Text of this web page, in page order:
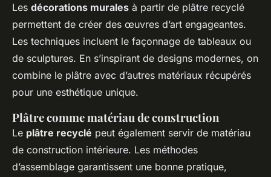
Les décorations murales à partir de plâtre recyclé
permettent de créer des œuvres d’art engageantes.
Les techniques incluent le façonnage de tableaux ou
de sculptures. En s’inspirant de designs modernes, on
combine le plâtre avec d’autres matériaux récupérés
pour une esthétique unique.
Plâtre comme matériau de construction
Le plâtre recyclé peut également servir de matériau
de construction intérieure. Les méthodes
d’assemblage garantissent une bonne pratique,